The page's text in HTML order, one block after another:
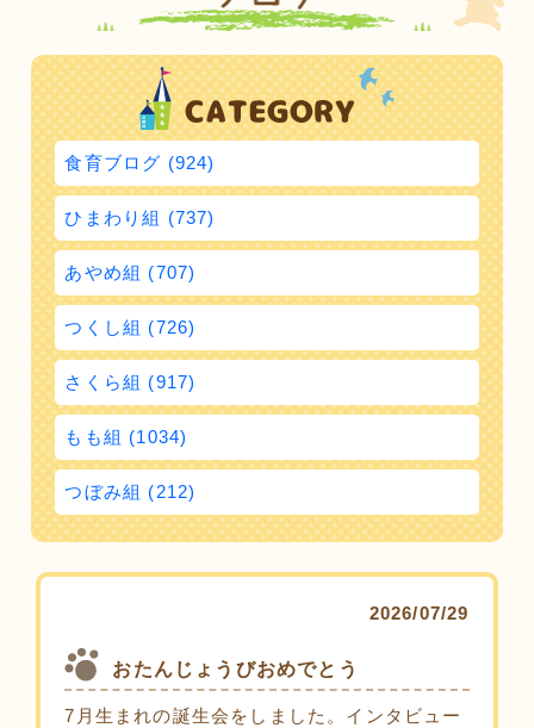
食育ブログ (924)
ひまわり組 (737)
あやめ組 (707)
つくし組 (726)
さくら組 (917)
もも組 (1034)
つぼみ組 (212)
2026/07/29
おたんじょうびおめでとう
7月生まれの誕生会をしました。インタビュー